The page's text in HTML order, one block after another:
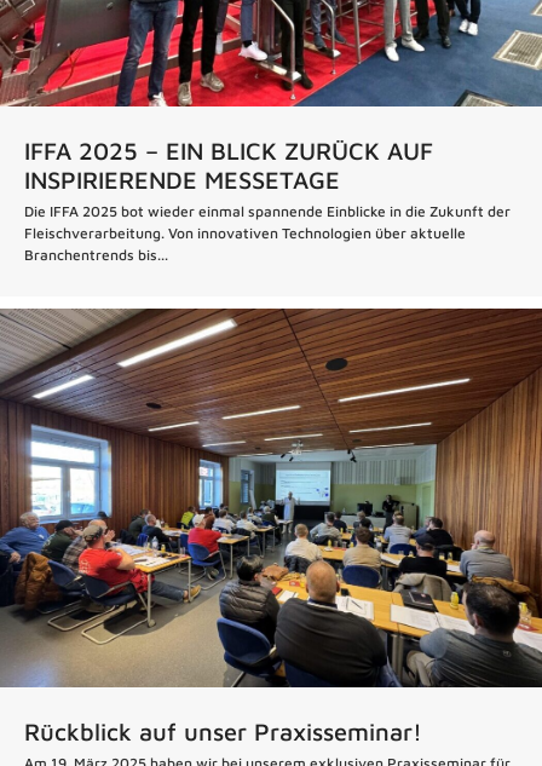
IFFA 2025 – EIN BLICK ZURÜCK AUF
INSPIRIERENDE MESSETAGE
Die IFFA 2025 bot wieder einmal spannende Einblicke in die Zukunft der
Fleischverarbeitung. Von innovativen Technologien über aktuelle
Branchentrends bis...
Rückblick auf unser Praxisseminar!